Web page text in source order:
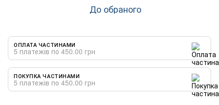
До обраного
ОПЛАТА ЧАСТИНАМИ
5 платежів по 450.00 грн
ПОКУПКА ЧАСТИНАМИ
5 платежів по 450.00 грн